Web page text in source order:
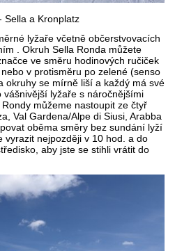
Sella a Kronplatz
lyžaře včetně občerstvovacích
. Okruh Sella Ronda můžete
ve směru hodinových ručiček
v protisměru po zelené (senso
okruhy se mírně liší a každý má své
lyžaře s náročnějšími
můžeme nastoupit ze čtyř
Val Gardena/Alpe di Siusi, Arabba
oběma směry bez sundání lyží
vyrazit nejpozději v 10 hod. a do
aby jste se stihli vrátit do